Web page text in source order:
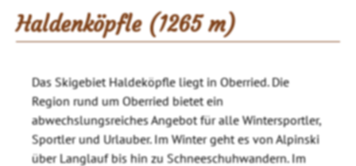
Haldenköpfle (1265 m)
Das Skigebiet Haldeköpfle liegt in Oberried. Die
Region rund um Oberried bietet ein
abwechslungsreiches Angebot für alle Wintersportler,
Sportler und Urlauber. Im Winter geht es von Alpinski
über Langlauf bis hin zu Schneeschuhwandern. Im